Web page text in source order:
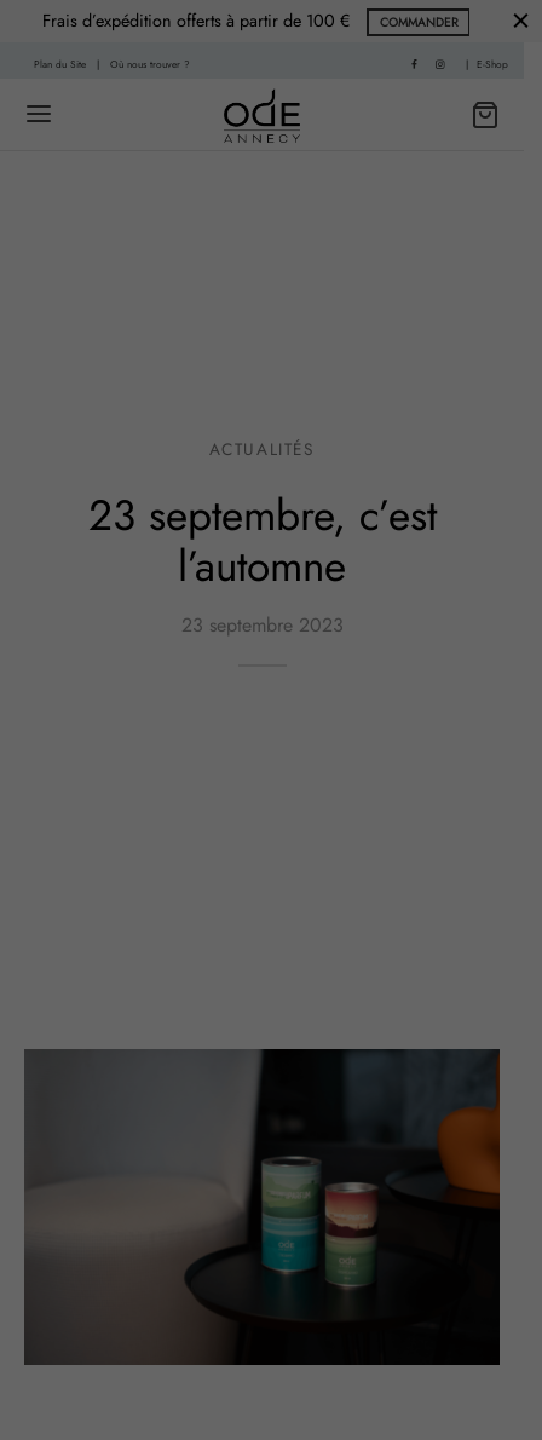
Frais d’expédition offerts à partir de 100 € COMMANDER
Plan du Site | Où nous trouver ? | E-Shop
ACTUALITÉS
23 septembre, c’est
l’automne
23 septembre 2023